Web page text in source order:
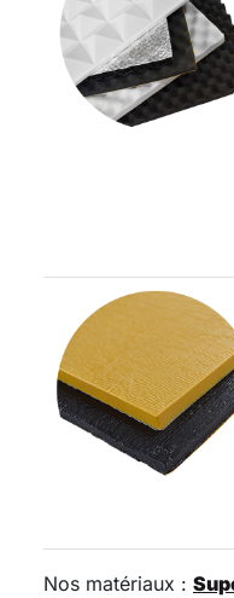
Nos matériaux :